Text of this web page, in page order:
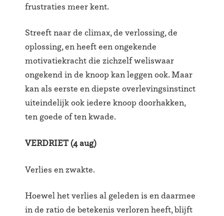
frustraties meer kent.
Streeft naar de climax, de verlossing, de
oplossing, en heeft een ongekende
motivatiekracht die zichzelf weliswaar
ongekend in de knoop kan leggen ook. Maar
kan als eerste en diepste overlevingsinstinct
uiteindelijk ook iedere knoop doorhakken,
ten goede of ten kwade.
VERDRIET (4 aug)
Verlies en zwakte.
Hoewel het verlies al geleden is en daarmee
in de ratio de betekenis verloren heeft, blijft